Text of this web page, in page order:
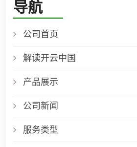
导航
公司首页
解读开云中国
产品展示
公司新闻
服务类型